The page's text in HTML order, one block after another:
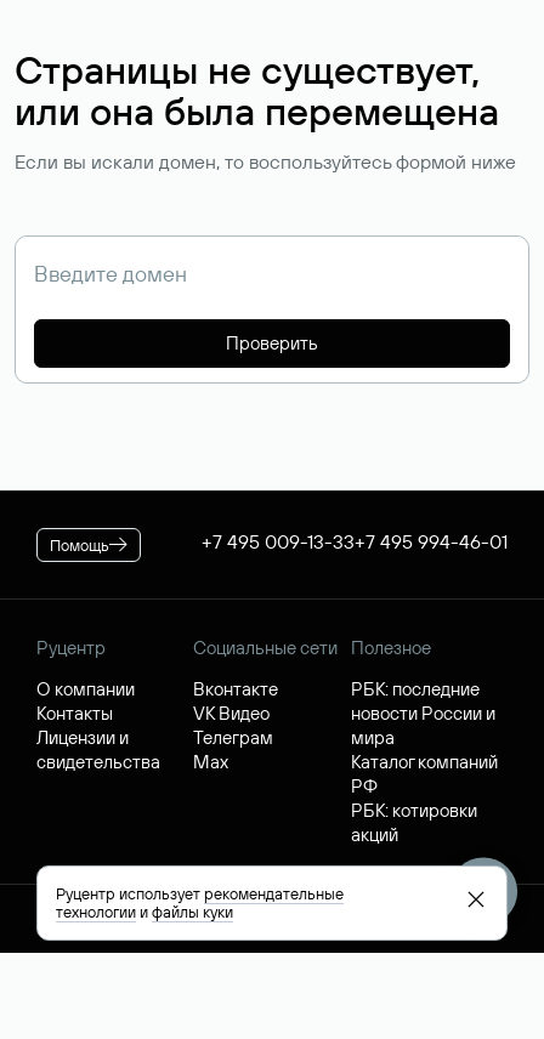
Страницы не существует,
или она была перемещена
Если вы искали домен, то воспользуйтесь формой ниже
Проверить
Помощь +7 495 009-13-33+7 495 994-46-01
Руцентр
О компании
Контакты
Лицензии и
свидетельства
Социальные сети
Вконтакте
VK Видео
Телеграм
Max
Полезное
РБК: последние
новости России и
мира
Каталог компаний
РФ
РБК: котировки
акций
Руцентр используетрекомендательные
технологииифайлы куки